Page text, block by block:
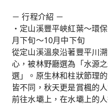
－ 行程介紹 －
・定山溪豐平峽紅葉～環
月下旬～10月中下旬
從定山溪溫泉沿著豐平川
心，被林野廳選為「水源
選」。原生林和柱狀節理
皆不同，秋天更是賞楓的
前往水壩上，在水壩上的